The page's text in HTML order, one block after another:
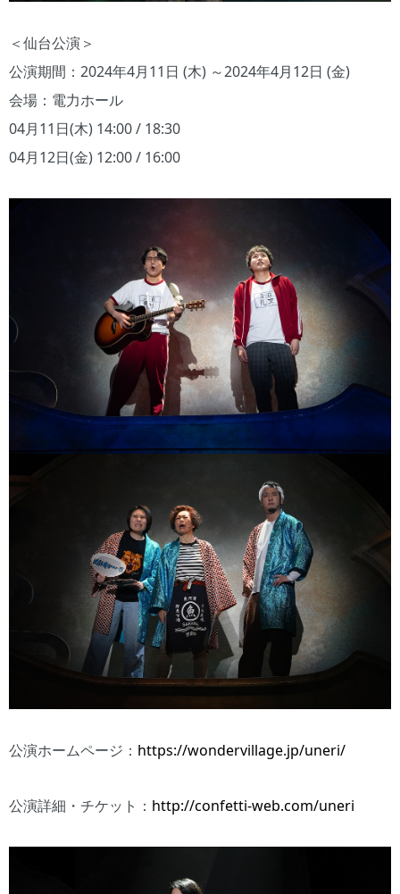
＜仙台公演＞
公演期間：2024年4月11日 (木) ～2024年4月12日 (金)
会場：電力ホール
04月11日(木) 14:00 / 18:30
04月12日(金) 12:00 / 16:00
公演ホームページ： https://wondervillage.jp/uneri/
公演詳細・チケット： http://confetti-web.com/uneri